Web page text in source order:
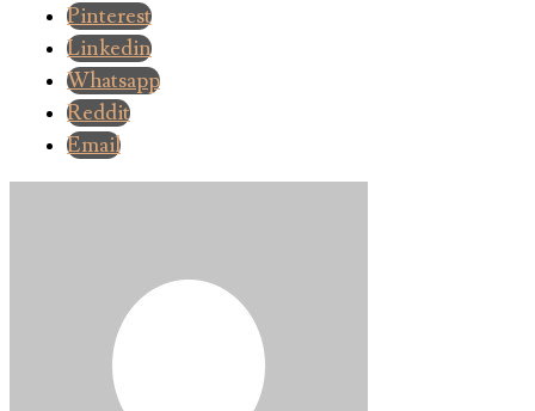
Pinterest
Linkedin
Whatsapp
Reddit
Email